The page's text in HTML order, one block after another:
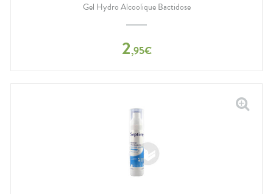
Gel Hydro Alcoolique Bactidose
2,95€